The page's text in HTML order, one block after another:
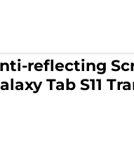
reflecting
Tab S11